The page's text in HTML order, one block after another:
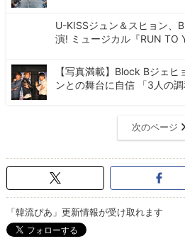
U-KISSジュン＆スヒョン、
演! ミュージカル『RUN TO
【写真満載】Block Bジェ
ンとの舞台に自信 「3人の
次のページ
「韓流ぴあ」更新情報が受け取れます